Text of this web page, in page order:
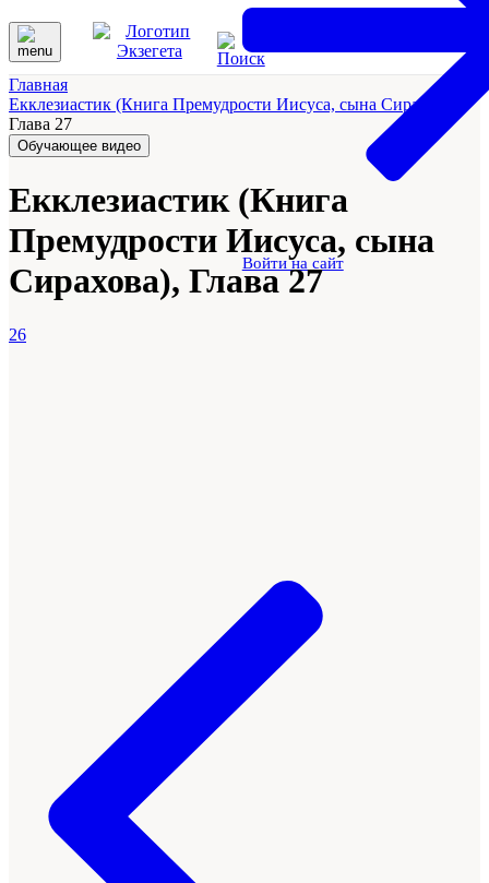
Войти на сайт
Главная
Екклезиастик (Книга Премудрости Иисуса, сына Сирахова)
Глава 27
Обучающее видео
Екклезиастик (Книга
Премудрости Иисуса, сына
Сирахова), Глава 27
26